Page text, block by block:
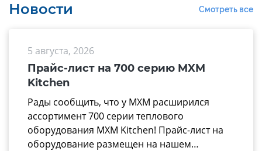
Новости Смотреть все
5 августа, 2026
Прайс-лист на 700 серию MXM
Kitchen
Рады сообщить, что у МХМ расширился
ассортимент 700 серии теплового
оборудования MXM Kitchen! Прайс-лист на
оборудование размещен на нашем